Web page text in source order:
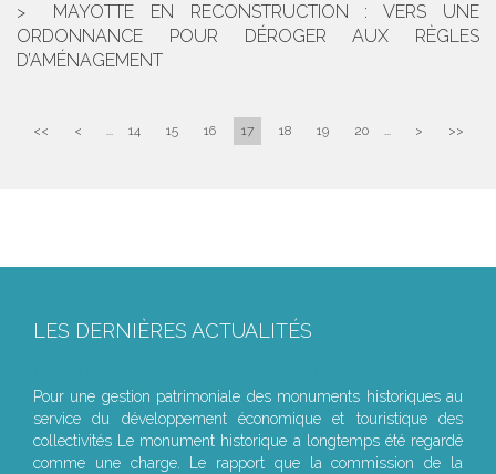
MAYOTTE EN RECONSTRUCTION : VERS UNE
ORDONNANCE POUR DÉROGER AUX RÈGLES
D’AMÉNAGEMENT
<< < ... 14 15 16 17 18 19 20 ... > >>
LES DERNIÈRES ACTUALITÉS
Pour une gestion patrimoniale des monuments historiques au
service du développement économique et touristique des
collectivités Le monument historique a longtemps été regardé
comme une charge. Le rapport que la commission de la